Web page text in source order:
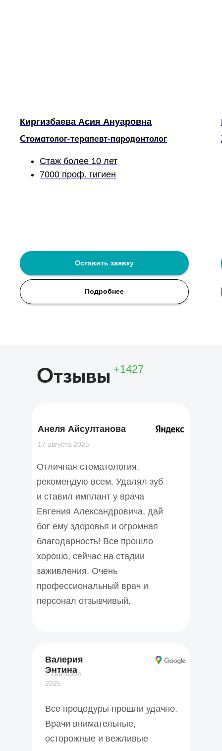
Киргизбаева Асия Ануаровна
Cтоматолог-терапевт-пародонтолог
Стаж более 10 лет
7000 проф. гигиен
Оставить заявку
Подробнее
Отличная стоматология,
рекомендую всем. Удалял зуб
и ставил имплант у врача
Евгения Александровича, дай
бог ему здоровья и огромная
благодарность! Все прошло
хорошо, сейчас на стадии
заживления. Очень
профессиональный врач и
персонал отзывчивый.
Анеля Айсултанова
17 августа 2025
Все процедуры прошли удачно.
Врачи внимательные,
осторожные и вежливые
Валерия
Энтина
7 сентября
2025
Отзывы +1427